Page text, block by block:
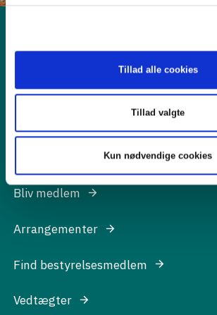
Tillad alle cookies
Tillad valgte
Kun nødvendige cookies
Vesterbrogade 32
forening@danskeadvokater.dk
Bliv medlem
Arrangementer
Find bestyrelsesmedlem
Vedtægter